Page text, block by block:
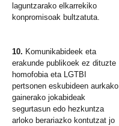
laguntzarako elkarrekiko
konpromisoak bultzatuta.
10. Komunikabideek eta
erakunde publikoek ez dituzte
homofobia eta LGTBI
pertsonen eskubideen aurkako
gainerako jokabideak
segurtasun edo hezkuntza
arloko berariazko kontutzat jo